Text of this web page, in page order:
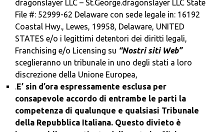
dragonslayer LLC – St.George.dragonslayer LLC State
File #: 52999-62 Delaware con sede legale in: 16192
Coastal Hwy., Lewes, 19958, Delaware, UNITED
STATES e/o i legittimi detentori dei diritti legali,
Franchising e/o Licensing su “Nostri siti Web”
sceglieranno un tribunale in uno degli stati a loro
discrezione della Unione Europea,
.E’ sin d’ora espressamente esclusa per
consapevole accordo di entrambe le parti la
competenza di qualunque e qualsiasi Tribunale
della Repubblica Italiana. Questo divieto è